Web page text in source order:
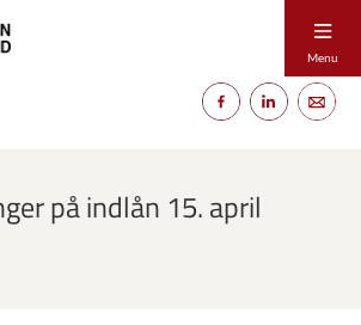
Menu
på indlån 15. april